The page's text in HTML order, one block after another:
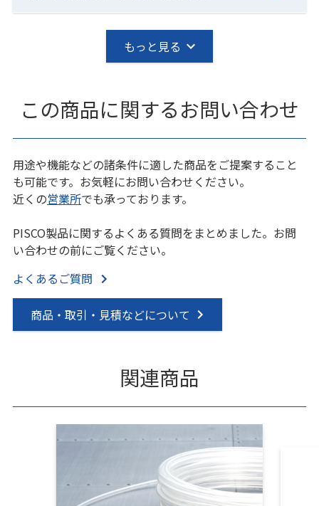
もっと見る
この商品に関するお問い合わせ
用途や機能などの諸条件に適した商品をご提案すること
も可能です。お気軽にお問い合わせください。
近くの営業所でも承っております。
PISCO製品に関するよくある質問をまとめました。お問
い合わせの前にご覧ください。
よくあるご質問
商品・取引・見積などについて
関連商品